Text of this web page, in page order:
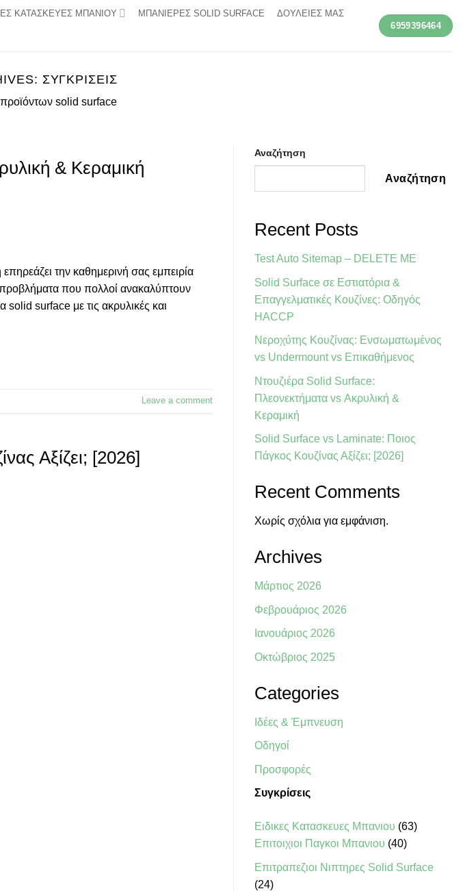
ΚΑΤΑΣΚΕΥΕΣ ΜΠΑΝΙΟΥ ΜΠΑΝΙΕΡΕΣ SOLID SURFACE ΔΟΥΛΕΙΕΣ ΜΑΣ
6959396464
ΣΥΓΚΡΊΣΕΙΣ
προϊόντων solid surface
& Κεραμική
την καθημερινή σας εμπειρία
προβλήματα που πολλοί ανακαλύπτουν
surface με τις ακρυλικές και
Leave a comment
Αξίζει; [2026]
Αναζήτηση
Αναζήτηση
Recent Posts
Test Auto Sitemap – DELETE ME
Solid Surface σε Εστιατόρια &
Επαγγελματικές Κουζίνες: Οδηγός
HACCP
Νεροχύτης Κουζίνας: Ενσωματωμένος
vs Undermount vs Επικαθήμενος
Ντουζιέρα Solid Surface:
Πλεονεκτήματα vs Ακρυλική &
Κεραμική
Solid Surface vs Laminate: Ποιος
Πάγκος Κουζίνας Αξίζει; [2026]
Recent Comments
Χωρίς σχόλια για εμφάνιση.
Archives
Μάρτιος 2026
Φεβρουάριος 2026
Ιανουάριος 2026
Οκτώβριος 2025
Categories
Ιδέες & Έμπνευση
Οδηγοί
Προσφορές
Συγκρίσεις
Ειδικες Κατασκευες Μπανιου 6363
Επιτοιχιοι Παγκοι Μπανιου 4040
Επιτραπεζιοι Νιπτηρες Solid Surface
2424